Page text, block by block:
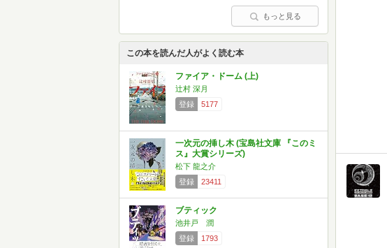
もっと見る
この本を読んだ人がよく読む本
ファイア・ドーム (上)
辻村 深月
登録
5177
一次元の挿し木 (宝島社文庫 『このミ
ス』大賞シリーズ)
松下 龍之介
登録
23411
ブティック
池井戸 潤
登録
1793